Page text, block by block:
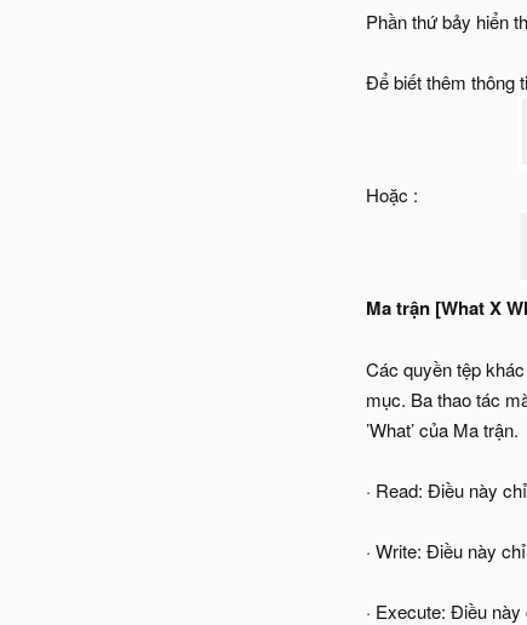
Phần thứ bảy hiển
Để biết thêm thông
Hoặc :
Ma trận [What X
Các quyền tệp
mục. Ba thao tác
’What’ của Ma trận.
· Read: Điều này
· Write: Điều này
· Execute: Điều